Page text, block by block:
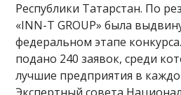
Республики Татарстан. По
«INN-T GROUP» была
федеральном этапе
подано 240 заявок, среди
лучшие предприятия в